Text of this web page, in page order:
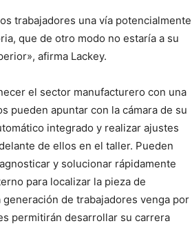
trabajadores una vía potencialmente
que de otro modo no estaría a su
afirma Lackey.
el sector manufacturero con una
pueden apuntar con la cámara de su
integrado y realizar ajustes
de ellos en el taller. Pueden
y solucionar rápidamente
para localizar la pieza de
de trabajadores venga por
permitirán desarrollar su carrera